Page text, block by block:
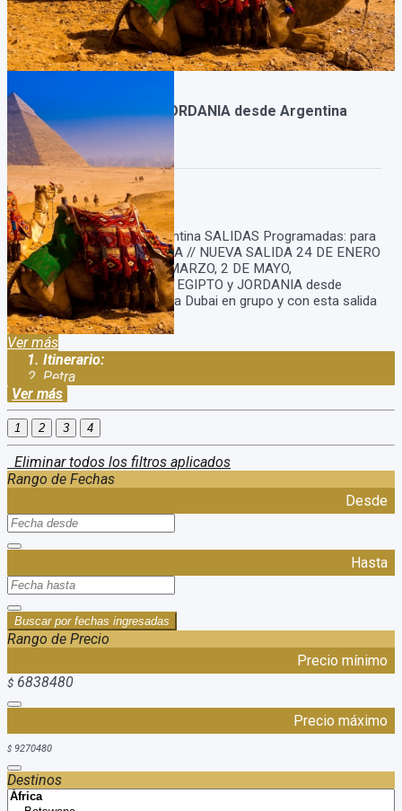
Paquete a EGIPTO y JORDANIA desde Argentina
[Grupal]
Duración:
17Días15Noches
Viaje a Egipto desde Argentina SALIDAS Programadas: para
el 18 DE ENERO AGOTADA // NUEVA SALIDA 24 DE ENERO
// OTRAS FECHAS 7 DE MARZO, 2 DE MAYO,
SEPTIEMBRE. Paquete a EGIPTO y JORDANIA desde
Argentina Viaje a Egipto via Dubai en grupo y con esta salida
acompañada ...
Ver más
Itinerario:
Petra
Ver más
1 2 3 4
Eliminar todos los filtros aplicados
Rango de Fechas
Desde
Hasta
Buscar por fechas ingresadas
Rango de Precio
Precio mínimo
$ 6838480
Precio máximo
$ 9270480
Destinos